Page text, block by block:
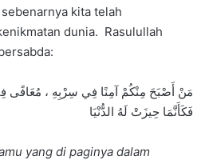
kita telah
dunia. Rasulullah
مَنْ أَصْبَحَ مِنْكُمْ آمِنًا فِي سِرْبِهِ ، مُعَافًى
فَكَأَنَّمَا حِيزَتْ لَهُ الدُّنْيَا
yang di paginya dalam